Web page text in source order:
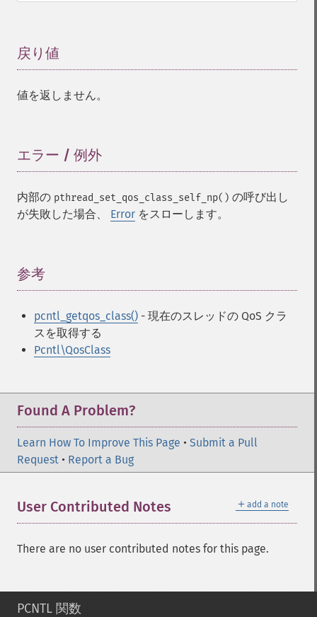
戻り値
値を返しません。
エラー / 例外
内部の pthread_set_qos_class_self_np() の呼び出し
が失敗した場合、 Error をスローします。
参考
pcntl_getqos_class() - 現在のスレッドの QoS クラ
スを取得する
Pcntl\QosClass
Found A Problem?
Learn How To Improve This Page • Submit a Pull
Request • Report a Bug
＋ add a note
User Contributed Notes
There are no user contributed notes for this page.
PCNTL 関数